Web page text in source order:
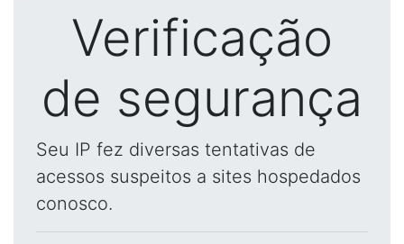
Verificação
de segurança
Seu IP fez diversas tentativas de
acessos suspeitos a sites hospedados
conosco.